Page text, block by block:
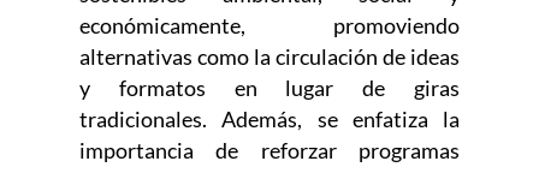
económicamente, promoviendo
alternativas como la circulación de ideas
y formatos en lugar de giras
tradicionales. Además, se enfatiza la
importancia de reforzar programas